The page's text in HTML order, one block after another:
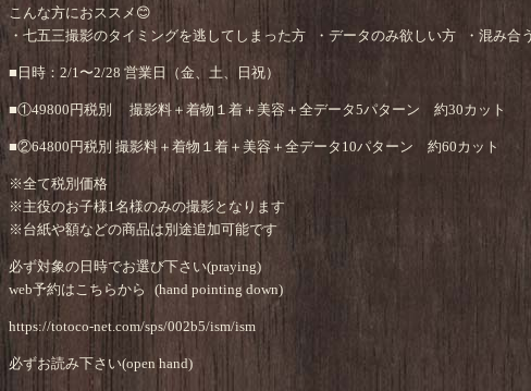
こんな方におススメ😊
・七五三撮影のタイミングを逃してしまった方 ・データのみ欲しい方 ・混み合
■日時：2/1〜2/28 営業日（金、土、日祝）
■①49800円税別 撮影料＋着物１着＋美容＋全データ5パターン 約30カット
■②64800円税別 撮影料＋着物１着＋美容＋全データ10パターン 約60カット
※全て税別価格
※主役のお子様1名様のみの撮影となります
※台紙や額などの商品は別途追加可能です
必ず対象の日時でお選び下さい(praying)
web予約はこちらから (hand pointing down)
https://totoco-net.com/sps/002b5/ism/ism
必ずお読み下さい(open hand)